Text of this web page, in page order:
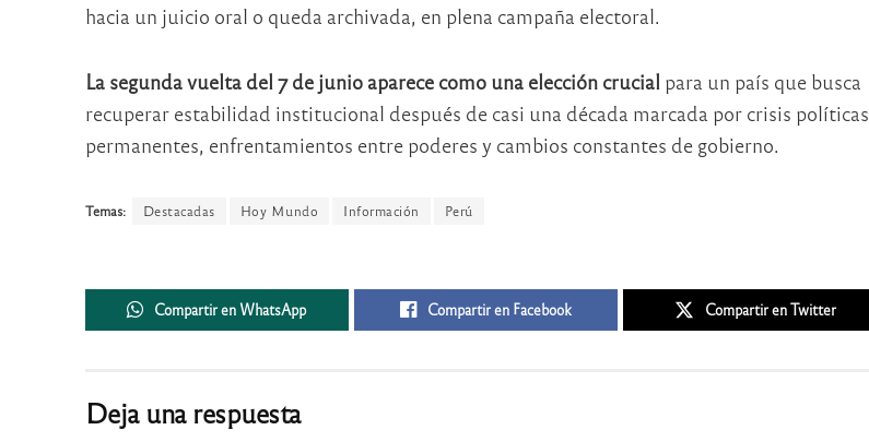
hacia un juicio oral o queda archivada, en plena campaña electoral.
La segunda vuelta del 7 de junio aparece como una elección crucial para un país que busca
recuperar estabilidad institucional después de casi una década marcada por crisis políticas
permanentes, enfrentamientos entre poderes y cambios constantes de gobierno.
Temas: Destacadas Hoy Mundo Información Perú
Compartir en WhatsApp Compartir en Facebook Compartir en Twitter
Deja una respuesta